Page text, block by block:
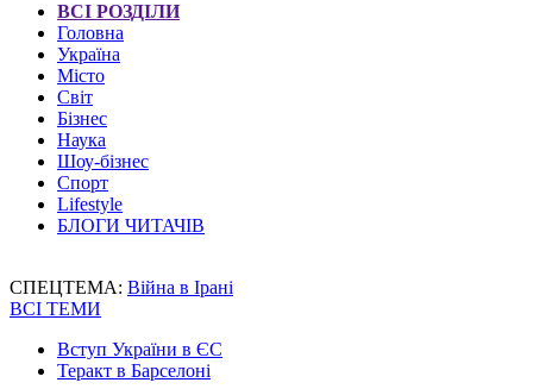
ВСІ РОЗДІЛИ
Головна
Україна
Місто
Світ
Бізнес
Наука
Шоу-бізнес
Спорт
Lifestyle
БЛОГИ ЧИТАЧІВ
СПЕЦТЕМА: Війна в Ірані
ВСІ ТЕМИ
Вступ України в ЄС
Теракт в Барселоні